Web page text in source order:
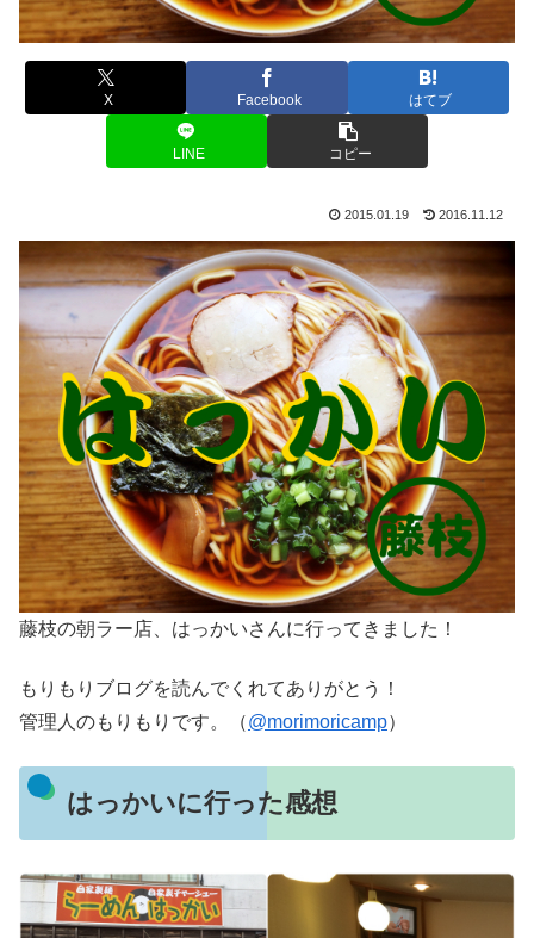
X Facebook はてブ
LINE コピー
2015.01.19 2016.11.12
藤枝の朝ラー店、はっかいさんに行ってきました！
もりもりブログを読んでくれてありがとう！
管理人のもりもりです。（@morimoricamp）
はっかいに行った感想